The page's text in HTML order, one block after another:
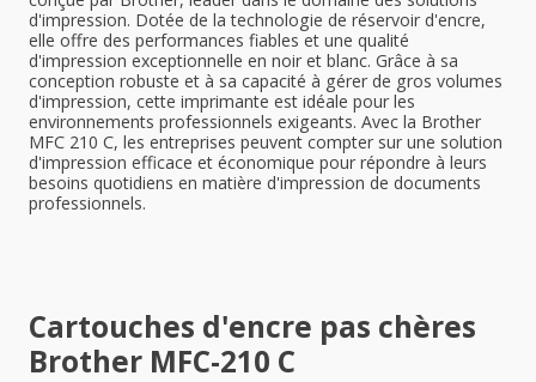
d'impression. Dotée de la technologie de réservoir d'encre,
elle offre des performances fiables et une qualité
d'impression exceptionnelle en noir et blanc. Grâce à sa
conception robuste et à sa capacité à gérer de gros volumes
d'impression, cette imprimante est idéale pour les
environnements professionnels exigeants. Avec la Brother
MFC 210 C, les entreprises peuvent compter sur une solution
d'impression efficace et économique pour répondre à leurs
besoins quotidiens en matière d'impression de documents
professionnels.
Cartouches d'encre pas chères
Brother MFC-210 C